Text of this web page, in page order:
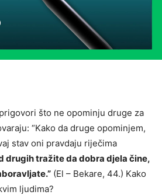
što ne opominju druge za
“Kako da druge opominjem,
stav oni pravdaju riječima
drugih tražite da dobra djela čine,
(El – Bekare, 44.) Kako
ljudima?